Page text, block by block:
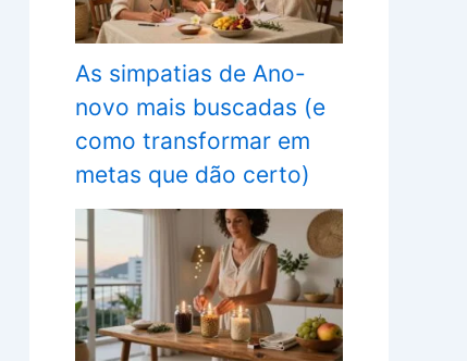
As simpatias de Ano-
novo mais buscadas (e
como transformar em
metas que dão certo)